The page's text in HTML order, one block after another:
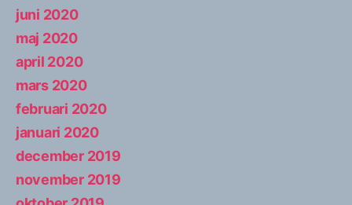
juni 2020
maj 2020
april 2020
mars 2020
februari 2020
januari 2020
december 2019
november 2019